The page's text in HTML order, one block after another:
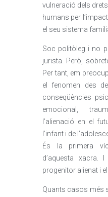
vulneració dels
humans per
el seu sistema
Soc politòleg i no
jurista. Però,
Per tant, em
el fenomen des
conseqüències
emocional,
l’alienació en el
l’infant i de
És la primera
d’aquesta xacra.
progenitor alienat i
Quants casos més